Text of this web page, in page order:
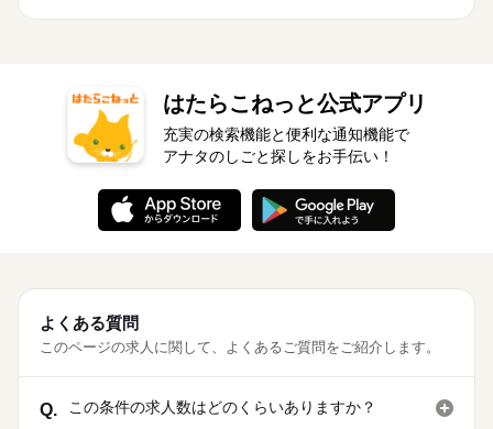
はたらこねっと公式アプリ
充実の検索機能と便利な通知機能で
アナタのしごと探しをお手伝い！
よくある質問
このページの求人に関して、よくあるご質問をご紹介します。
Q. この条件の求人数はどのくらいありますか？